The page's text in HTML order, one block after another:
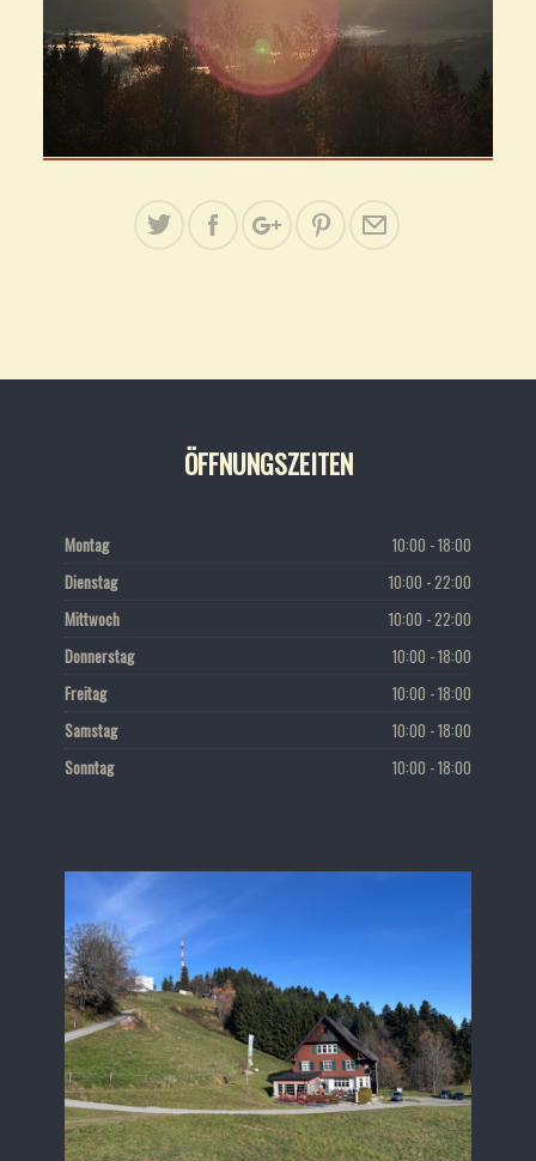
ÖFFNUNGSZEITEN
Montag
10:00 - 18:00
Dienstag
10:00 - 22:00
Mittwoch
10:00 - 22:00
Donnerstag
10:00 - 18:00
Freitag
10:00 - 18:00
Samstag
10:00 - 18:00
Sonntag
10:00 - 18:00